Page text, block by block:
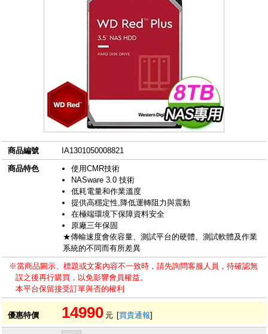
商品編號
IA1301050008821
商品特色
使用CMR技術
NASware 3.0 技術
低耗電量和作業溫度
提供高穩定性,降低運轉阻力與震動
在極端環境下保障資料安全
原廠三年保固
★傳輸速度會依容量、測試平台的硬體、測試軟體及作業
系統的不同而有所差異
※當商品圖示、標題或文案內容不一致時，請先詢問客服人員，待確認無
誤之後再行購買，以免影響會員權益。
本平台保留接受訂單與否的權利
優惠特價 14990 元 [買貴通報]